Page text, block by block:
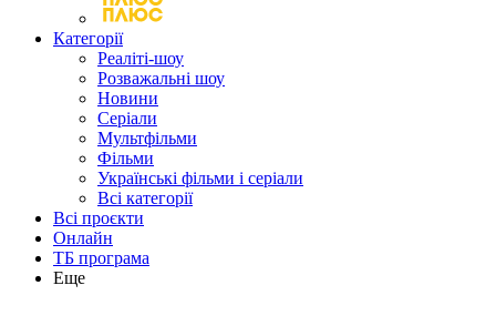
Категорії
Реаліті-шоу
Розважальні шоу
Новини
Серіали
Мультфільми
Фільми
Українські фільми і серіали
Всі категорії
Всі проєкти
Онлайн
ТБ програма
Еще